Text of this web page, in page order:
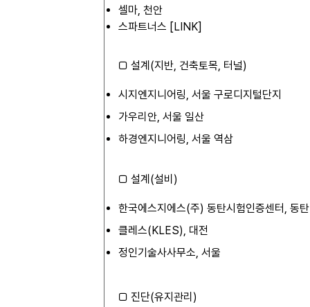
셀마, 천안
스파트너스 [LINK]
□ 설계(지반, 건축토목, 터널)
시지엔지니어링, 서울 구로디지털단지
가우리안, 서울 일산
하경엔지니어링, 서울 역삼
□ 설계(설비)
한국에스지에스(주) 동탄시험인증센터, 동탄
클레스(KLES), 대전
정인기술사사무소, 서울
□ 진단(유지관리)